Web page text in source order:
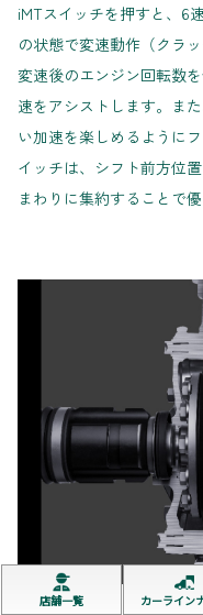
iMTスイッチを押すと、6
の状態で変速動作（クラ
変速後のエンジン回転数
速をアシストします。ま
い加速を楽しめるように
イッチは、シフト前方位
まわりに集約することで
店舗一覧 カーライン